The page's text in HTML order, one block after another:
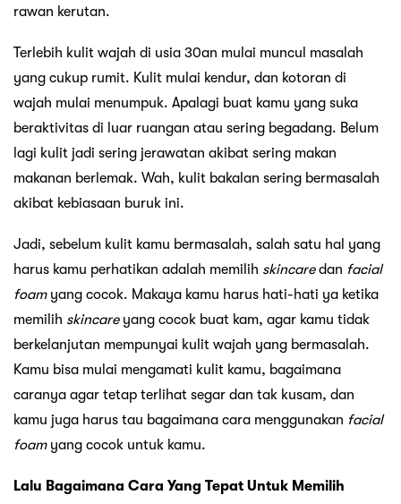
rawan kerutan.
Terlebih kulit wajah di usia 30an mulai muncul masalah
yang cukup rumit. Kulit mulai kendur, dan kotoran di
wajah mulai menumpuk. Apalagi buat kamu yang suka
beraktivitas di luar ruangan atau sering begadang. Belum
lagi kulit jadi sering jerawatan akibat sering makan
makanan berlemak. Wah, kulit bakalan sering bermasalah
akibat kebiasaan buruk ini.
Jadi, sebelum kulit kamu bermasalah, salah satu hal yang
harus kamu perhatikan adalah memilih skincaredan facial
foam yang cocok. Makaya kamu harus hati-hati ya ketika
memilih skincareyang cocok buat kam, agar kamu tidak
berkelanjutan mempunyai kulit wajah yang bermasalah.
Kamu bisa mulai mengamati kulit kamu, bagaimana
caranya agar tetap terlihat segar dan tak kusam, dan
kamu juga harus tau bagaimana cara menggunakan facial
foam yang cocok untuk kamu.
Lalu Bagaimana Cara Yang Tepat Untuk Memilih